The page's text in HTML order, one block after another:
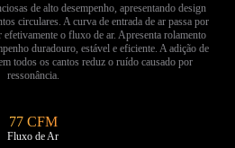
de alto desempenho, apresentando design
circulares. A curva de entrada de ar passa por
o fluxo de ar. Apresenta rolamento
duradouro, estável e eficiente. A adição de
todos os cantos reduz o ruído causado por
ressonância.
77 CFM
Fluxo de Ar